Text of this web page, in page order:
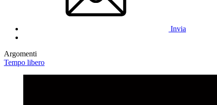
Invia
Argomenti
Tempo libero